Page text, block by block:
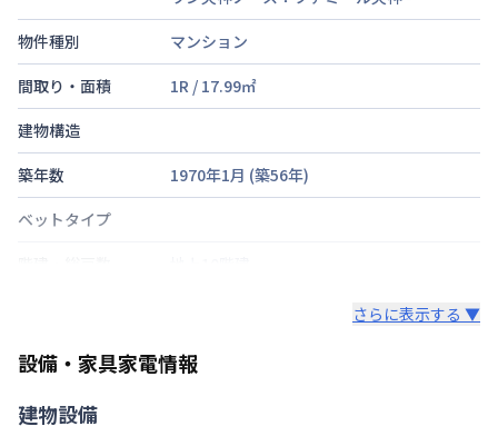
物件種別
マンション
間取り・面積
1R / 17.99㎡
建物構造
築年数
1970年1月 (築56年)
ベットタイプ
部屋の向き
タイプによって異なる
さらに表示する ▼
設備・家具家電情報
建物設備